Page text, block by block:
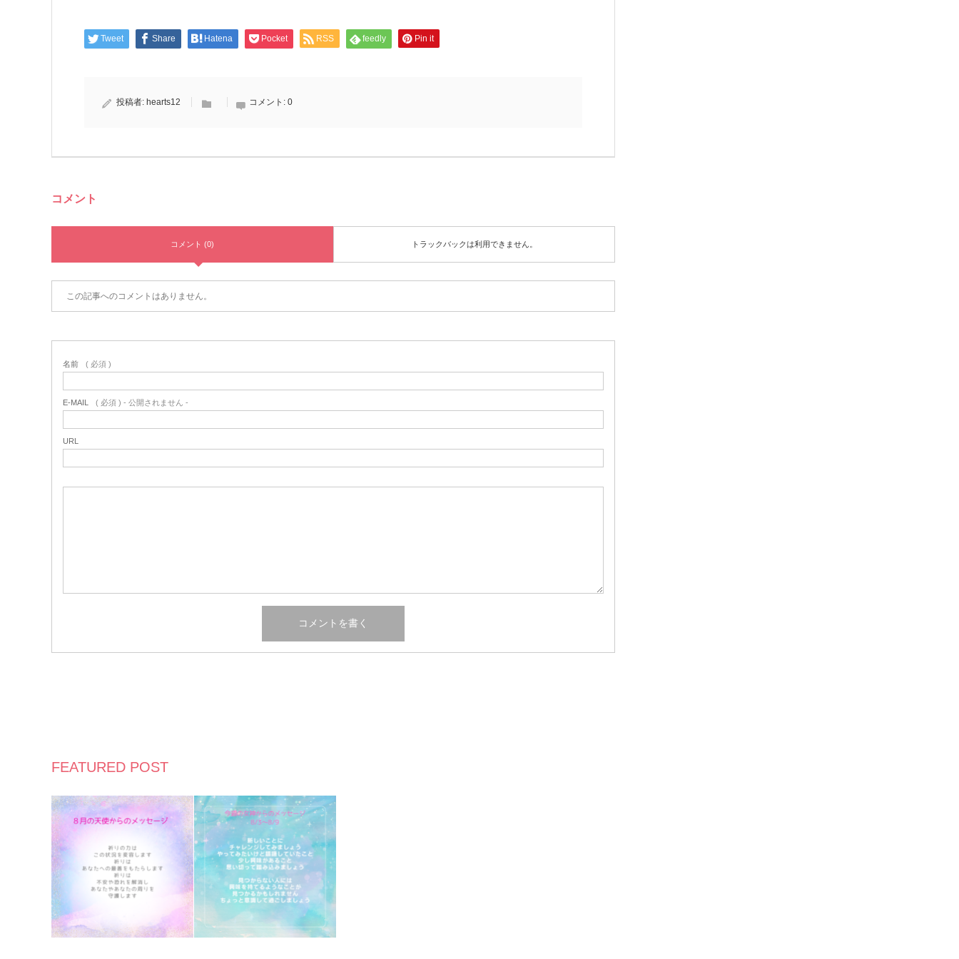
Tweet Share Hatena Pocket RSS feedly Pin it
投稿者: hearts12 コメント: 0
コメント
コメント (0) トラックバックは利用できません。
この記事へのコメントはありません。
名前 ( 必須 )
E-MAIL ( 必須 ) - 公開されません -
URL
FEATURED POST